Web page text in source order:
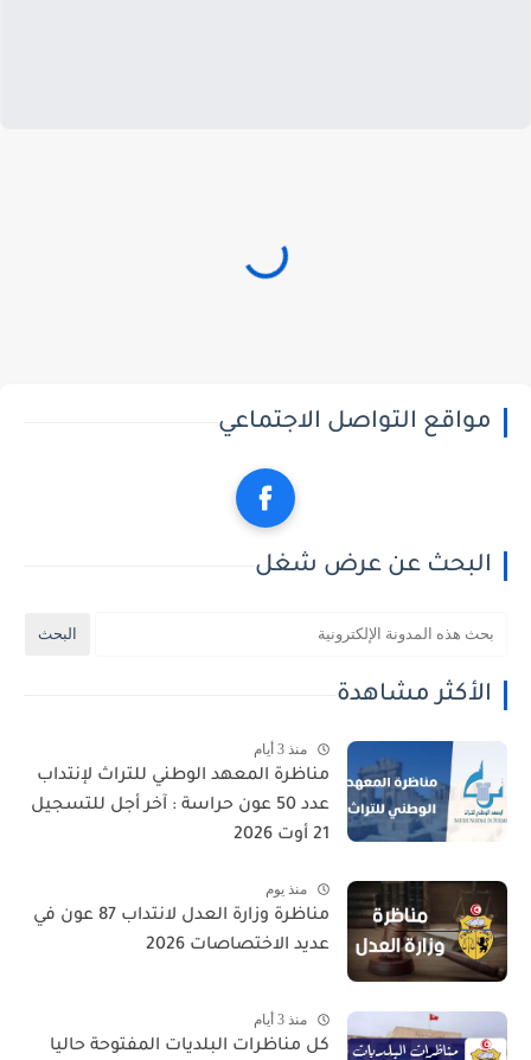
مواقع التواصل الاجتماعي
البحث عن عرض شغل
الأكثر مشاهدة
منذ 3 أيام
مناظرة المعهد الوطني للتراث لإنتداب
عدد 50 عون حراسة : آخر أجل للتسجيل
21 أوت 2026
منذ يوم
مناظرة وزارة العدل لانتداب 87 عون في
عديد الاختصاصات 2026
منذ 3 أيام
كل مناظرات البلديات المفتوحة حاليا